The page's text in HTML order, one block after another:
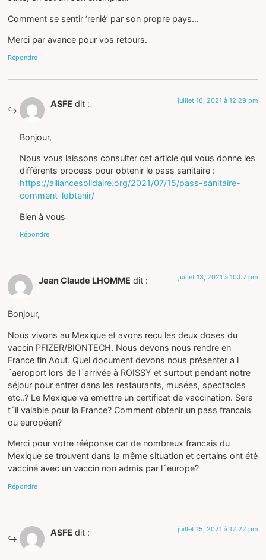
Comment se sentir ‘renié’ par son propre pays…
Merci par avance pour vos retours.
Répondre
ASFE dit : juillet 16, 2021 à 12:29 pm
Bonjour,
Nous vous laissons consulter cet article qui vous donne les
différents process pour obtenir le pass sanitaire :
https://alliancesolidaire.org/2021/07/15/pass-sanitaire-
comment-lobtenir/
Bien à vous
Répondre
Jean Claude LHOMME dit : juillet 13, 2021 à 10:07 pm
Bonjour,
Nous vivons au Mexique et avons recu les deux doses du
vaccin PFIZER/BIONTECH. Nous devons nous rendre en
France fin Aout. Quel document devons nous présenter a l
´aeroport lors de l´arrivée à ROISSY et surtout pendant notre
séjour pour entrer dans les restaurants, musées, spectacles
etc..? Le Mexique va emettre un certificat de vaccination. Sera
t´il valable pour la France? Comment obtenir un pass francais
ou européen?
Merci pour votre rééponse car de nombreux francais du
Mexique se trouvent dans la même situation et certains ont été
vacciné avec un vaccin non admis par l´europe?
Répondre
ASFE dit : juillet 15, 2021 à 12:22 pm